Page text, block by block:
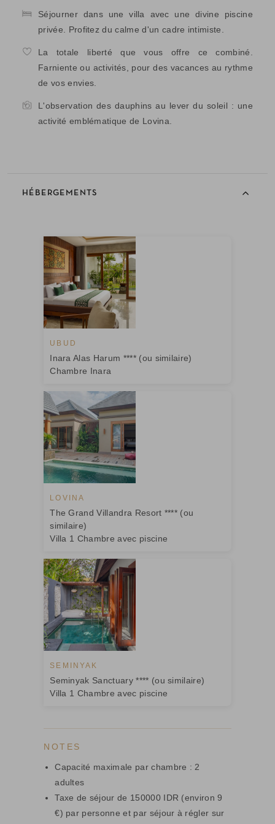
Séjourner dans une villa avec une divine piscine
privée. Profitez du calme d'un cadre intimiste.
La totale liberté que vous offre ce combiné.
Farniente ou activités, pour des vacances au rythme
de vos envies.
L'observation des dauphins au lever du soleil : une
activité emblématique de Lovina.
HÉBERGEMENTS
UBUD
Inara Alas Harum **** (ou similaire)
Chambre Inara
LOVINA
The Grand Villandra Resort **** (ou
similaire)
Villa 1 Chambre avec piscine
SEMINYAK
Seminyak Sanctuary **** (ou similaire)
Villa 1 Chambre avec piscine
NOTES
Capacité maximale par chambre : 2
adultes
Taxe de séjour de 150000 IDR (environ 9
€) par personne et par séjour à régler sur